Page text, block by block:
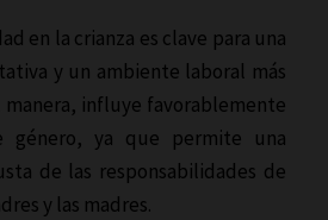
en la crianza es clave para una
y un ambiente laboral más
manera, influye favorablemente
género, ya que permite una
de las responsabilidades de
y las madres.